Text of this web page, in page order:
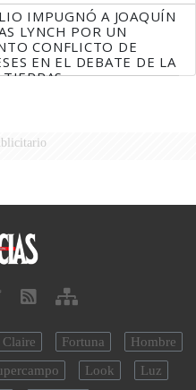
IMPUGNÓ A JOAQUÍN
LYNCH POR UN
CONFLICTO DE
EN EL DEBATE DE LA
Fortuna
Hombre
Look
Luz